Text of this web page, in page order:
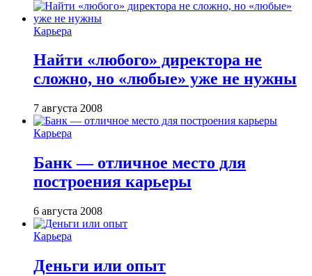
Карьера
Найти «любого» директора не
сложно, но «любые» уже не нужны
7 августа 2008
Карьера
Банк — отличное место для
построения карьеры
6 августа 2008
Карьера
Деньги или опыт